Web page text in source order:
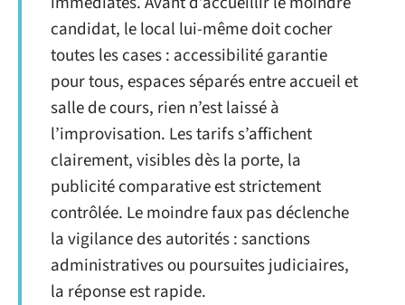
candidat, le local lui-même doit cocher
toutes les cases : accessibilité garantie
pour tous, espaces séparés entre accueil et
salle de cours, rien n’est laissé à
l’improvisation. Les tarifs s’affichent
clairement, visibles dès la porte, la
publicité comparative est strictement
contrôlée. Le moindre faux pas déclenche
la vigilance des autorités : sanctions
administratives ou poursuites judiciaires,
la réponse est rapide.